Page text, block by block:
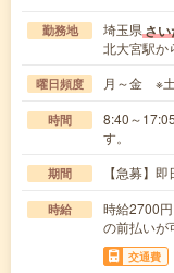
勤務地 埼玉県さ
北大宮駅か
曜日頻度 月～金 ※
時間
8:40～
す。
期間 【急募】
時給
時給2700
の前払いが
交通費